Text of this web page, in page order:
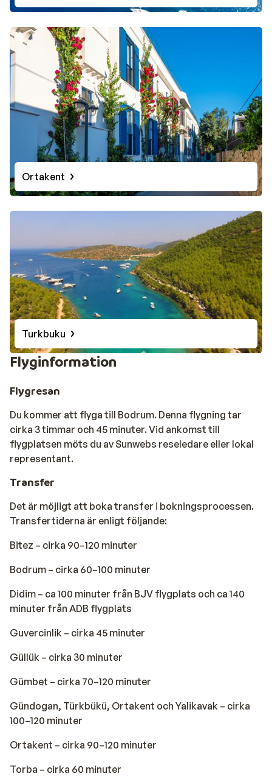
Ortakent
Turkbuku
Flyginformation
Flygresan
Du kommer att flyga till Bodrum. Denna flygning tar
cirka 3 timmar och 45 minuter. Vid ankomst till
flygplatsen möts du av Sunwebs reseledare eller lokal
representant.
Transfer
Det är möjligt att boka transfer i bokningsprocessen.
Transfertiderna är enligt följande:
Bitez – cirka 90–120 minuter
Bodrum – cirka 60–100 minuter
Didim – ca 100 minuter från BJV flygplats och ca 140
minuter från ADB flygplats
Guvercinlik – cirka 45 minuter
Güllük – cirka 30 minuter
Gümbet – cirka 70–120 minuter
Gündogan, Türkbükü, Ortakent och Yalikavak – cirka
100–120 minuter
Ortakent – cirka 90–120 minuter
Torba – cirka 60 minuter